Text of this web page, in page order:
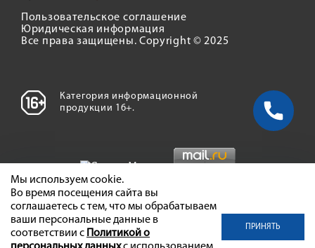
Пользовательское соглашение
Юридическая информация
Все права защищены. Copyright © 2025
Категория информационной
продукции 16+.
Мы используем cookie.
Во время посещения сайта вы
соглашаетесь с тем, что мы обрабатываем
ваши персональные данные в
соответствии с Политикой о
ПРИНЯТЬ